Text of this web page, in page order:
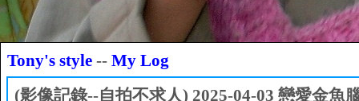
Tony's style -- My Log
(影像記錄--自拍不求人) 2025-04-03 戀愛金魚